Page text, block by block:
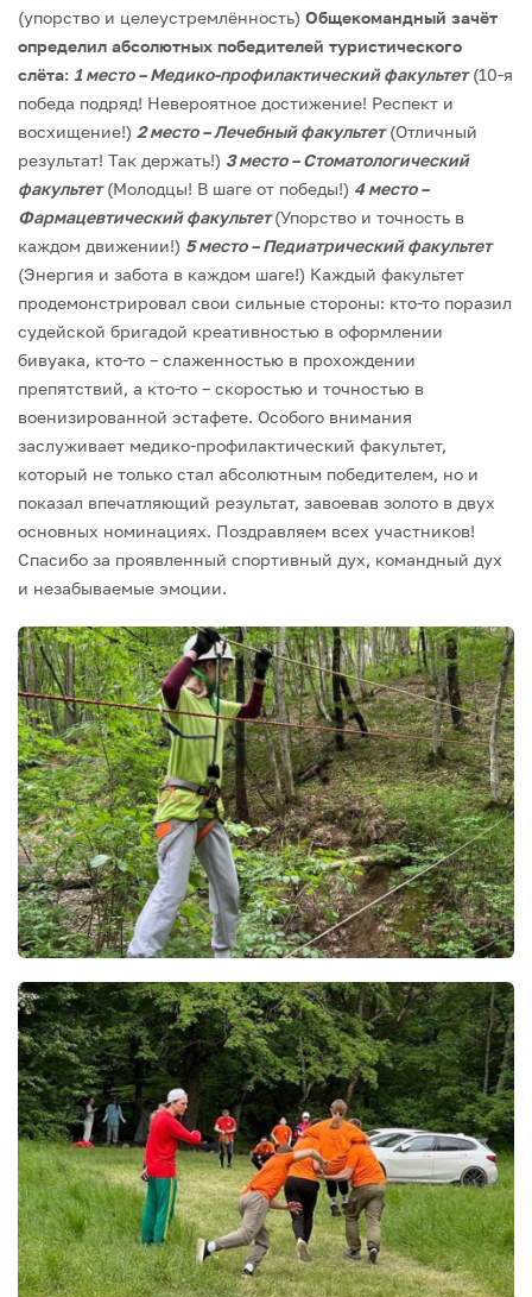
(упорство и целеустремлённость) Общекомандный зачёт
определил абсолютных победителей туристического
слёта: 1 место – Медико-профилактический факультет (10-я
победа подряд! Невероятное достижение! Респект и
восхищение!) 2 место – Лечебный факультет(Отличный
результат! Так держать!) 3 место – Стоматологический
факультет(Молодцы! В шаге от победы!) 4 место –
Фармацевтический факультет (Упорство и точность в
каждом движении!) 5 место – Педиатрический факультет
(Энергия и забота в каждом шаге!) Каждый факультет
продемонстрировал свои сильные стороны: кто-то поразил
судейской бригадой креативностью в оформлении
бивуака, кто-то – слаженностью в прохождении
препятствий, а кто-то – скоростью и точностью в
военизированной эстафете. Особого внимания
заслуживает медико-профилактический факультет,
который не только стал абсолютным победителем, но и
показал впечатляющий результат, завоевав золото в двух
основных номинациях. Поздравляем всех участников!
Спасибо за проявленный спортивный дух, командный дух
и незабываемые эмоции.